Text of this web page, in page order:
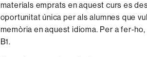
materials emprats en aquest curs es
oportunitat única per als alumnes que
memòria en aquest idioma. Per a fer-
B1.